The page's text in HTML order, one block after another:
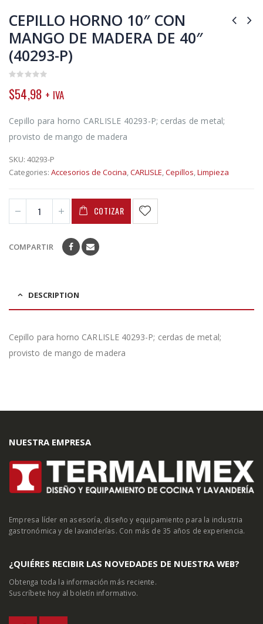
CEPILLO HORNO 10″ CON
MANGO DE MADERA DE 40″
(40293-P)
out
of
$54,98 + IVA
Cepillo para horno CARLISLE 40293-P; cerdas de metal;
provisto de mango de madera
SKU: 40293-P
Categories: Accesorios de Cocina,CARLISLE,Cepillos,Limpieza
COTIZAR
COMPARTIR
DESCRIPTION
Cepillo para horno CARLISLE 40293-P; cerdas de metal;
provisto de mango de madera
NUESTRA EMPRESA
Empresa líder en asesoría, diseño y equipamiento para la industria
gastronómica y de lavanderías. Con más de 35 años de experiencia.
¿QUIÉRES RECIBIR LAS NOVEDADES DE NUESTRA WEB?
Obtenga toda la información más reciente.
Suscríbete hoy al boletín informativo.